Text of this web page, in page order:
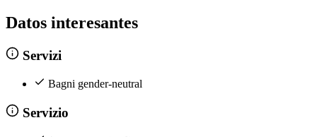
Datos interesantes
Servizi
Bagni gender-neutral
Servizio